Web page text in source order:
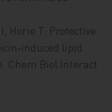
Horie T. Protective
lipid
Chem Biol Interact